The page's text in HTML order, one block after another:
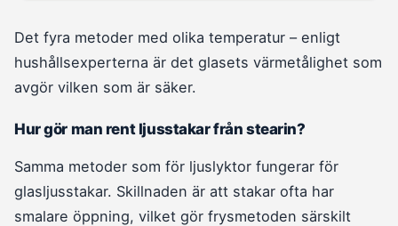
Det fyra metoder med olika temperatur – enligt
hushållsexperterna är det glasets värmetålighet som
avgör vilken som är säker.
Hur gör man rent ljusstakar från stearin?
Samma metoder som för ljuslyktor fungerar för
glasljusstakar. Skillnaden är att stakar ofta har
smalare öppning, vilket gör frysmetoden särskilt